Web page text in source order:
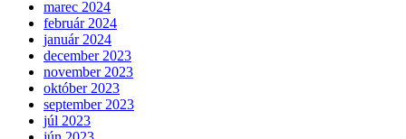
marec 2024
február 2024
január 2024
december 2023
november 2023
október 2023
september 2023
júl 2023